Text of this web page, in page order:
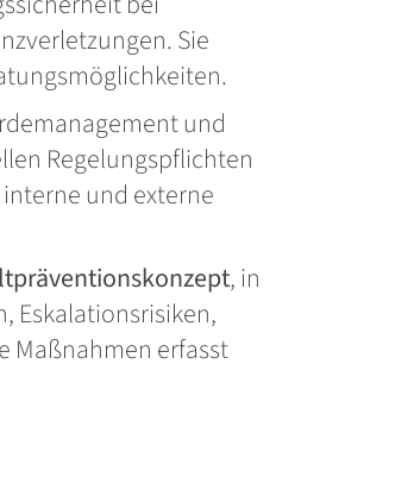
Sie
und
Regelungspflichten
und externe
, in
Eskalationsrisiken,
Maßnahmen erfasst